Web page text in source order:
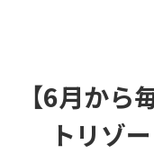
【6月から
トリゾ